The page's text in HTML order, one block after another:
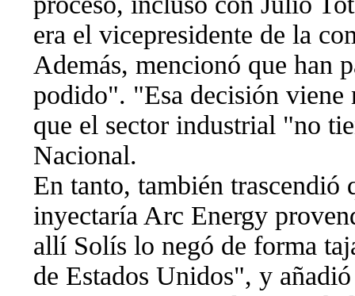
era el vicepresidente de la
Además, mencionó que han
podido". "Esa decisión
que el sector industrial "no
Nacional.
En tanto, también trascendió
inyectaría Arc Energy
allí Solís lo negó de forma
de Estados Unidos", y